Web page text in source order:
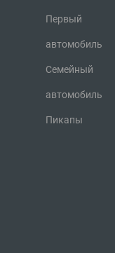
Первый
автомобиль
Семейный
автомобиль
Пикапы